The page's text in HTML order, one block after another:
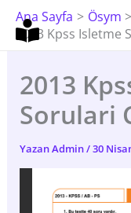
İçeriğe
Atla
Ana Sayfa
Ösym
2013 Kpss Isletme
2013
Sorulari
YazanAdmin/30